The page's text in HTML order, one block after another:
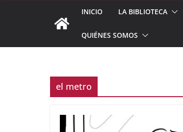
INICIO LA BIBLIOTECA
QUIÉNES SOMOS
el metro